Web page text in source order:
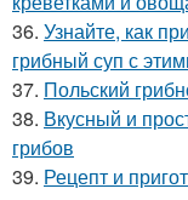
36. Узнайте, как
грибный суп с
37. Польский
38. Вкусный и
грибов
39. Рецепт и